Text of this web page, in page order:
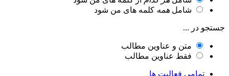
شامل همه کلمه های من شود
جستجو در ...
متن و عناوین مطالب
فقط عناوین مطالب
تمامی فعالیت ها